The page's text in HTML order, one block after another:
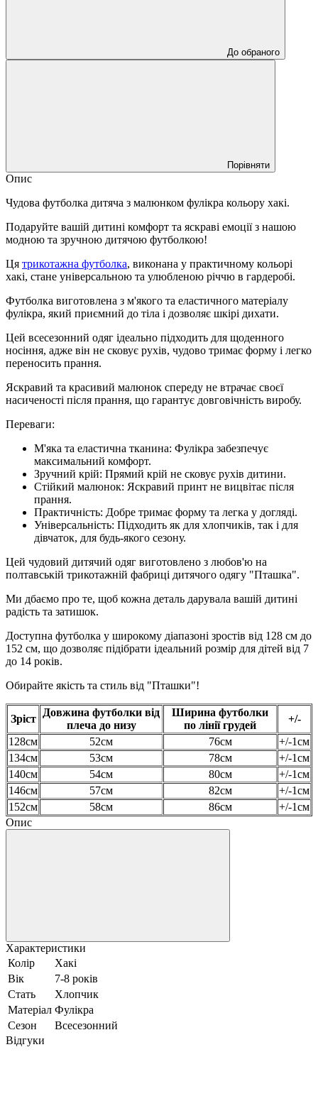
До обраного
Порівняти
Опис
Чудова футболка дитяча з малюнком фулікра кольору хакі.
Подаруйте вашій дитині комфорт та яскраві емоції з нашою
модною та зручною дитячою футболкою!
Ця трикотажна футболка, виконана у практичному кольорі
хакі, стане універсальною та улюбленою річчю в гардеробі.
Футболка виготовлена з м'якого та еластичного матеріалу
фулікра, який приємний до тіла і дозволяє шкірі дихати.
Цей всесезонний одяг ідеально підходить для щоденного
носіння, адже він не сковує рухів, чудово тримає форму і легко
переносить прання.
Яскравий та красивий малюнок спереду не втрачає своєї
насиченості після прання, що гарантує довговічність виробу.
Переваги:
М'яка та еластична тканина: Фулікра забезпечує
максимальний комфорт.
Зручний крій: Прямий крій не сковує рухів дитини.
Стійкий малюнок: Яскравий принт не вицвітає після
прання.
Практичність: Добре тримає форму та легка у догляді.
Універсальність: Підходить як для хлопчиків, так і для
дівчаток, для будь-якого сезону.
Цей чудовий дитячий одяг виготовлено з любов'ю на
полтавській трикотажній фабриці дитячого одягу "Пташка".
Ми дбаємо про те, щоб кожна деталь дарувала вашій дитині
радість та затишок.
Доступна футболка у широкому діапазоні зростів від 128 см до
152 см, що дозволяє підібрати ідеальний розмір для дітей від 7
до 14 років.
Обирайте якість та стиль від "Пташки"!
Зріст
Довжина футболки від
плеча до низу
Ширина футболки
по лінії грудей
+/-
128см
52см 76см
+/-1см
134см
53см 78см
+/-1см
140см
54см 80см
+/-1см
146см
57см 82см
+/-1см
152см
58см 86см
+/-1см
Опис
Характеристики
Колір
Хакі
Вік
7-8 років
Стать
Хлопчик
Матеріал Фулікра
Сезон
Всесезонний
Відгуки